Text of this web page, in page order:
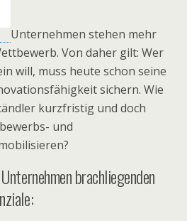
Unternehmen stehen mehr
Von daher gilt: Wer
will, muss heute schon seine
sichern. Wie
kurzfristig und doch
und
brachliegenden